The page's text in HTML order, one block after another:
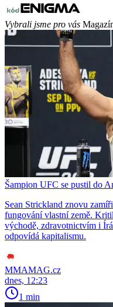
Vybrali jsme pro vás
Šampion UFC se pustil do
Sean Strickland znovu
fungování vlastní země.
východě, zdravotnictvím i
odpovídá kapitalismu.
MMAMAG.cz
dnes, 12:23
1 min